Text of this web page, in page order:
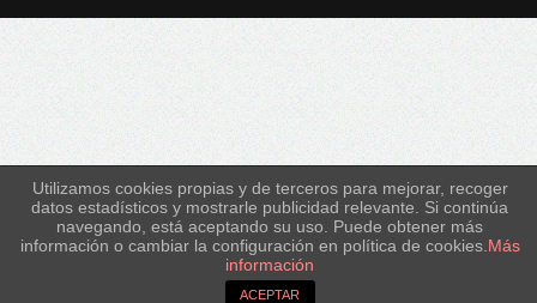
Utilizamos cookies propias y de terceros para mejorar, recoger
datos estadísticos y mostrarle publicidad relevante. Si continúa
navegando, está aceptando su uso. Puede obtener más
información o cambiar la configuración en política de cookies. Más
información
ACEPTAR